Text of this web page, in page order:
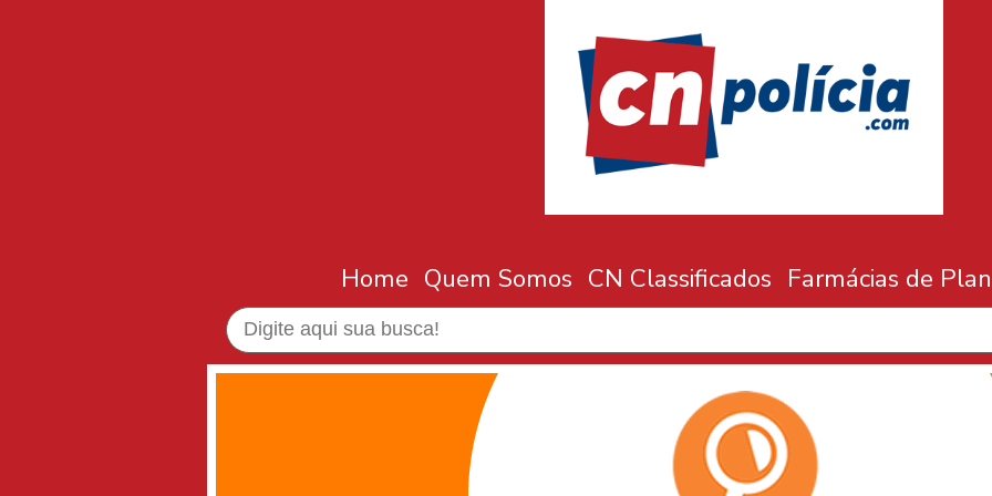
Home Quem Somos CN Classificados Farmácias de